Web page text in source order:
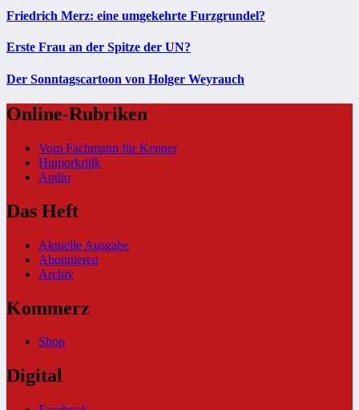
Friedrich Merz: eine umgekehrte Furzgrundel?
Erste Frau an der Spitze der UN?
Der Sonntagscartoon von Holger Weyrauch
Online-Rubriken
Vom Fachmann für Kenner
Humorkritik
Audio
Das Heft
Aktuelle Ausgabe
Abonnieren
Archiv
Kommerz
Shop
Digital